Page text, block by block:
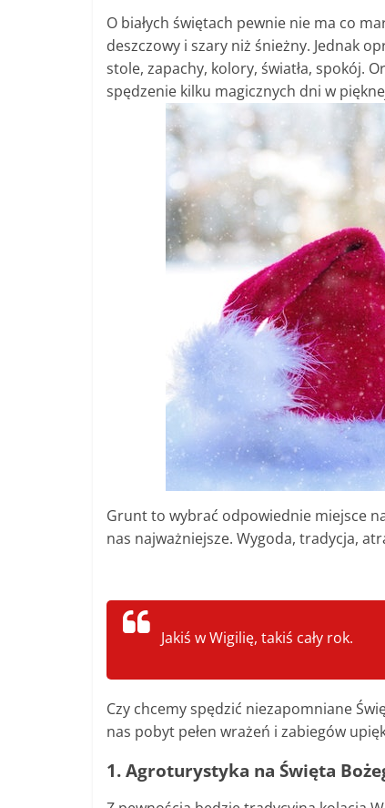
O białych świętach pewnie nie ma co
deszczowy i szary niż śnieżny. Jednak
stole, zapachy, kolory, światła, spokój.
spędzenie kilku magicznych dni w
Grunt to wybrać odpowiednie miejsce
nas najważniejsze. Wygoda, tradycja,
Jakiś w Wigilię, takiś cały rok.
Czy chcemy spędzić niezapomniane
nas pobyt pełen wrażeń i zabiegów
1. Agroturystyka na Święta